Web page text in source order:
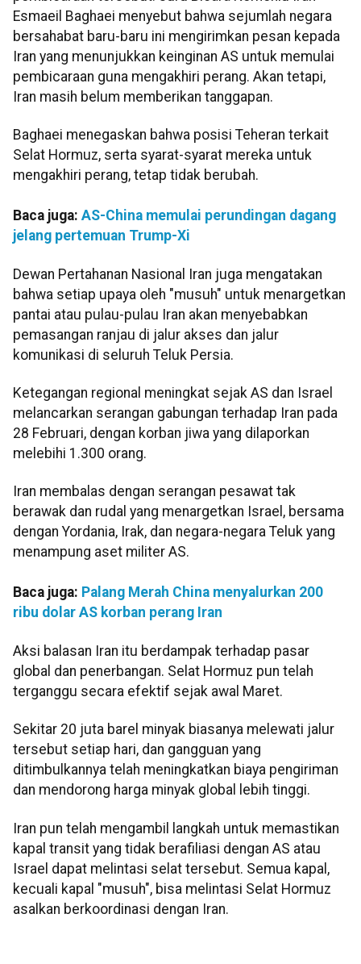
Esmaeil Baghaei menyebut bahwa sejumlah negara
bersahabat baru-baru ini mengirimkan pesan kepada
Iran yang menunjukkan keinginan AS untuk memulai
pembicaraan guna mengakhiri perang. Akan tetapi,
Iran masih belum memberikan tanggapan.
Baghaei menegaskan bahwa posisi Teheran terkait
Selat Hormuz, serta syarat-syarat mereka untuk
mengakhiri perang, tetap tidak berubah.
Baca juga: AS-China memulai perundingan dagang
jelang pertemuan Trump-Xi
Dewan Pertahanan Nasional Iran juga mengatakan
bahwa setiap upaya oleh "musuh" untuk menargetkan
pantai atau pulau-pulau Iran akan menyebabkan
pemasangan ranjau di jalur akses dan jalur
komunikasi di seluruh Teluk Persia.
Ketegangan regional meningkat sejak AS dan Israel
melancarkan serangan gabungan terhadap Iran pada
28 Februari, dengan korban jiwa yang dilaporkan
melebihi 1.300 orang.
Iran membalas dengan serangan pesawat tak
berawak dan rudal yang menargetkan Israel, bersama
dengan Yordania, Irak, dan negara-negara Teluk yang
menampung aset militer AS.
Baca juga: Palang Merah China menyalurkan 200
ribu dolar AS korban perang Iran
Aksi balasan Iran itu berdampak terhadap pasar
global dan penerbangan. Selat Hormuz pun telah
terganggu secara efektif sejak awal Maret.
Sekitar 20 juta barel minyak biasanya melewati jalur
tersebut setiap hari, dan gangguan yang
ditimbulkannya telah meningkatkan biaya pengiriman
dan mendorong harga minyak global lebih tinggi.
Iran pun telah mengambil langkah untuk memastikan
kapal transit yang tidak berafiliasi dengan AS atau
Israel dapat melintasi selat tersebut. Semua kapal,
kecuali kapal "musuh", bisa melintasi Selat Hormuz
asalkan berkoordinasi dengan Iran.